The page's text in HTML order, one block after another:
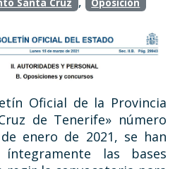
Santa Cruz Oposición
Oficial de la Provincia
de Tenerife» número
enero de 2021, se han
íntegramente las bases